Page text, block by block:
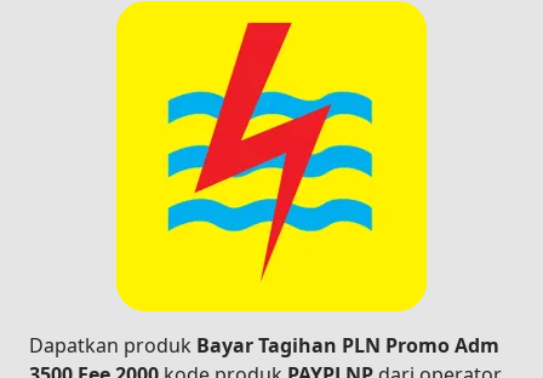
Dapatkan produk Bayar Tagihan PLN Promo Adm